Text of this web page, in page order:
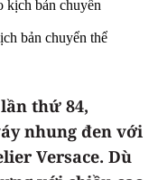
bản chuyển thể
thứ 84,
nhung đen với
Versace. Dù